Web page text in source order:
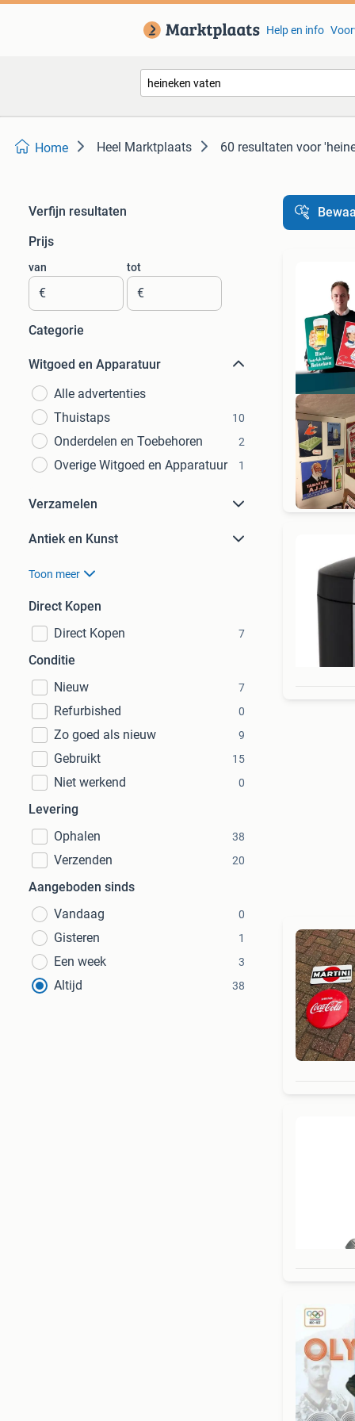
Help en info
Home Heel Marktplaats 60 resultaten voor
Verfijn resultaten
Prijs
van
€
tot
€
Categorie
Witgoed en Apparatuur
Alle advertenties
Thuistaps
10
Onderdelen en Toebehoren 2
Overige Witgoed en Apparatuur 1
Verzamelen
Antiek en Kunst
Toon meer
Direct Kopen
Direct Kopen
7
Conditie
Nieuw
7
Refurbished 0
Zo goed als nieuw 9
Gebruikt 15
Niet werkend 0
Levering
Ophalen
38
Verzenden 20
Aangeboden sinds
Vandaag
0
Gisteren 1
Een week 3
Altijd 38